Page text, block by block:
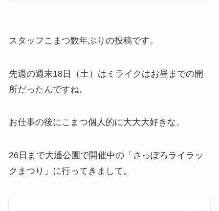
スタッフこまつ数年ぶりの投稿です。
先週の週末18日（土）はミライクはお昼までの開
所だったんですね。
お仕事の後にこまつ個人的に大大大好きな、
26日まで大通公園で開催中の「さっぽろライラッ
クまつり」に行ってきまして。